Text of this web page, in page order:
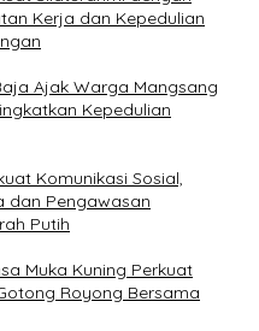
Kerja dan Kepedulian
Ajak Warga Mangsang
Kepedulian
Komunikasi Sosial,
dan Pengawasan
Putih
Muka Kuning Perkuat
Royong Bersama